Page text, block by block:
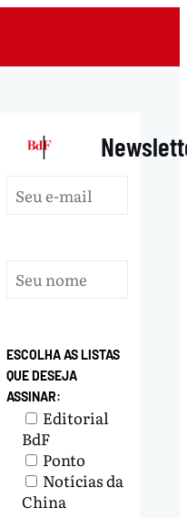
|
ESCOLHA AS LISTAS
QUE DESEJA
ASSINAR:
Editorial
BdF
Ponto
Notícias da
China